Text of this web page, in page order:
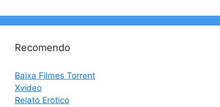
Recomendo
Baixa Filmes Torrent
Xvideo
Relato Erotico